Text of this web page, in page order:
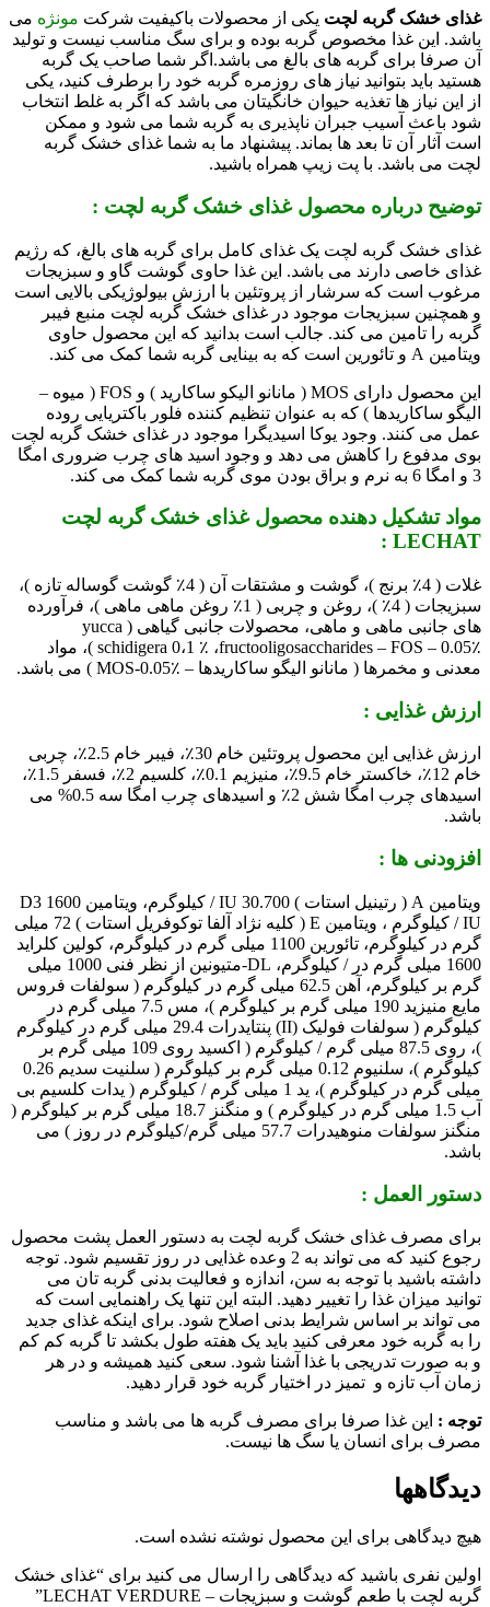
غذای خشک گربه لچت یکی از محصولات باکیفیت شرکت مونژه می
باشد. این غذا مخصوص گربه بوده و برای سگ مناسب نیست و تولید
آن صرفا برای گربه های بالغ می باشد. اگر شما صاحب یک گربه
هستید باید بتوانید نیاز های روزمره گربه خود را برطرف کنید، یکی
از این نیاز ها تغذیه حیوان خانگیتان می باشد که اگر به غلط انتخاب
شود باعث آسیب جبران ناپذیری به گربه شما می شود و ممکن
است آثار آن تا بعد ها بماند. پیشنهاد ما به شما غذای خشک گربه
لچت می باشد. با پت زیپ همراه باشید.
توضیح درباره محصول غذای خشک گربه لچت :
غذای خشک گربه لچت یک غذای کامل برای گربه های بالغ، که رژیم
غذای خاصی دارند می باشد. این غذا حاوی گوشت گاو و سبزیجات
مرغوب است که سرشار از پروتئین با ارزش بیولوژیکی بالایی است
و همچنین سبزیجات موجود در غذای خشک گربه لچت منبع فیبر
گربه را تامین می کند. جالب است بدانید که این محصول حاوی
ویتامین A و تائورین است که به بینایی گربه شما کمک می کند.
این محصول دارای MOS ( مانانو الیکو ساکارید ) و FOS ( میوه –
الیگو ساکاریدها ) که به عنوان تنظیم کننده فلور باکتریایی روده
عمل می کنند. وجود یوکا اسیدیگرا موجود در غذای خشک گربه لچت
بوی مدفوع را کاهش می دهد و وجود اسید های چرب ضروری امگا
3 و امگا 6 به نرم و براق بودن موی گربه شما کمک می کند.
مواد تشکیل دهنده محصولغذای خشک گربه لچت
LECHAT
:
غلات ( 4٪ برنج )، گوشت و مشتقات آن ( 4٪ گوشت گوساله تازه )،
سبزیجات ( 4٪ )، روغن و چربی ( 1٪ روغن ماهی ماهی )، فرآورده
های جانبی ماهی و ماهی، محصولات جانبی گیاهی ( yucca
schidigera 0،1 ٪ ،fructooligosaccharides – FOS – 0.05٪ )، مواد
معدنی و مخمرها ( مانانو الیگو ساکاریدها – MOS-0.05٪ ) می باشد.
ارزش غذایی :
ارزش غذایی این محصول پروتئین خام 30٪، فیبر خام 2.5٪، چربی
خام 12٪، خاکستر خام 9.5٪، منیزیم 0.1٪، کلسیم 2٪، فسفر 1.5٪،
اسیدهای چرب امگا شش 2٪ و اسیدهای چرب امگا سه 0.5% می
باشد.
افزودنی ها :
ویتامین A ( رتینیل استات ) 30.700 IU / کیلوگرم، ویتامین D3 1600
IU / کیلوگرم ، ویتامین E ( کلیه نژاد آلفا توکوفریل استات ) 72 میلی
گرم در کیلوگرم، تائورین 1100 میلی گرم در کیلوگرم، کولین کلراید
1600 میلی گرم در / کیلوگرم، DL-متیونین از نظر فنی 1000 میلی
گرم بر کیلوگرم، آهن 62.5 میلی گرم در کیلوگرم ( سولفات فروس
مایع منیزید 190 میلی گرم بر کیلوگرم )، مس 7.5 میلی گرم در
کیلوگرم ( سولفات فولیک (II) پنتایدرات 29.4 میلی گرم در کیلوگرم
)، روی 87.5 میلی گرم / کیلوگرم ( اکسید روی 109 میلی گرم بر
کیلوگرم )، سلنیوم 0.12 میلی گرم بر کیلوگرم ( سلنیت سدیم 0.26
میلی گرم در کیلوگرم )، ید 1 میلی گرم / کیلوگرم ( یدات کلسیم بی
آب 1.5 میلی گرم در کیلوگرم ) و منگنز 18.7 میلی گرم بر کیلوگرم (
منگنز سولفات منوهیدرات 57.7 میلی گرم/کیلوگرم در روز ) می
باشد.
دستور العمل :
برای مصرف غذای خشک گربه لچت به دستور العمل پشت محصول
رجوع کنید که می تواند به 2 وعده غذایی در روز تقسیم شود. توجه
داشته باشید با توجه به سن، اندازه و فعالیت بدنی گربه تان می
توانید میزان غذا را تغییر دهید. البته این تنها یک راهنمایی است که
می تواند بر اساس شرایط بدنی اصلاح شود. برای اینکه غذای جدید
را به گربه خود معرفی کنید باید یک هفته طول بکشد تا گربه کم کم
و به صورت تدریجی با غذا آشنا شود. سعی کنید همیشه و در هر
زمان آب تازه و تمیز در اختیار گربه خود قرار دهید.
توجه : این غذا صرفا برای مصرف گربه ها می باشد و مناسب
مصرف برای انسان یا سگ ها نیست.
دیدگاهها
هیچ دیدگاهی برای این محصول نوشته نشده است.
اولین نفری باشید که دیدگاهی را ارسال می کنید برای “غذای خشک
گربه لچت با طعم گوشت و سبزیجات – LECHAT VERDURE”